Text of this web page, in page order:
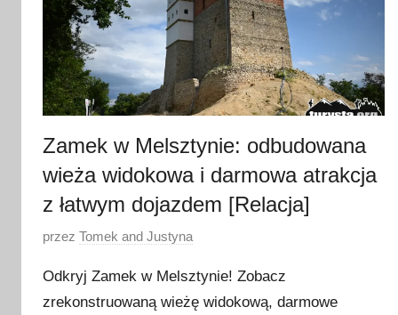
Zamek w Melsztynie: odbudowana
wieża widokowa i darmowa atrakcja
z łatwym dojazdem [Relacja]
O
u
b
przez Tomek and Justyna
Odkryj Zamek w Melsztynie! Zobacz
zrekonstruowaną wieżę widokową, darmowe